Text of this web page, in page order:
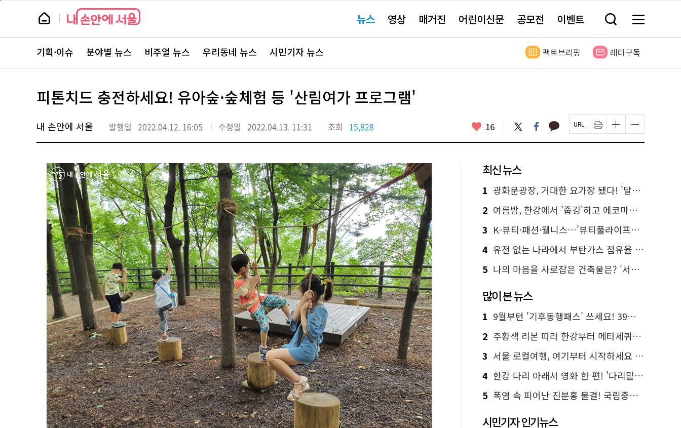
본
뉴
스 요뉴스 영상 매거진 어린이신문 공모전 이벤트 검
창
기
메
전
보
뉴
스
주
서
바
로
기획·이슈 분야별 뉴스 비주얼 뉴스 우리동네 뉴스 시민기자 뉴스 팩트브리핑 레터구독
피톤치드 충전하세요! 유아숲·숲체험 등 '산림여가 프로그램'
내 손안에 서울 발행일 2022.04.12. 16:05 수정일 2022.04.13. 11:31 조회 15,828 좋
요
16 트
위
터
페
이
스
카
카 페
이
지
인
쇄
하
글
자
크
하
기
글
자
크
하
최신 뉴스
1 광화문광장, 거대한 요가장 됐다! '달빛요가'와 함께한 여름밤 힐링
2 여름밤, 한강에서 '줍깅'하고 에코마일리지도 줍줍!
3 K-뷰티·패션·웰니스…'뷰티풀라이프인서울' 6일부터 사전 예약
4 유전 없는 나라에서 부탄가스 점유율 1위 가능? Yes, I 'CAN'
5 나의 마음을 사로잡은 건축물은? '서울시 건축상' 수상작 공개!
많이 본 뉴스
1 9월부턴 '기후동행패스' 쓰세요! 39세까지 청년 혜택
2 주황색 리본 따라 한강부터 메타세쿼이아 숲길까지…서울둘레길 15코스
3 서울 로컬여행, 여기부터 시작하세요 '서울에디션25'
4 한강 다리 아래서 영화 한 편! '다리밑 영화관' 무료 상영
5 폭염 속 피어난 진분홍 물결! 국립중앙박물관 배롱나무 명소
시민기자 인기뉴스
페